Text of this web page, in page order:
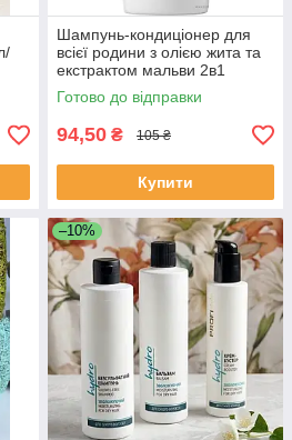
Шампунь-кондиціонер для
всієї родини з олією жита та
екстрактом мальви 2в1
Універсальний EkoLine
250мл
Готово до відправки
94,50 ₴ 105 ₴
Купити
–10%